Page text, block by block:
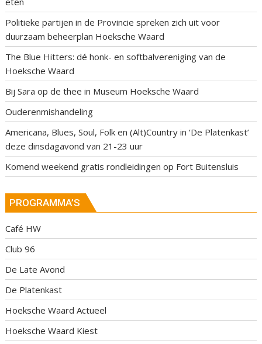
Politieke partijen in de Provincie spreken zich uit voor
duurzaam beheerplan Hoeksche Waard
The Blue Hitters: dé honk- en softbalvereniging van de
Hoeksche Waard
Bij Sara op de thee in Museum Hoeksche Waard
Ouderenmishandeling
Americana, Blues, Soul, Folk en (Alt)Country in ‘De Platenkast’
deze dinsdagavond van 21-23 uur
Komend weekend gratis rondleidingen op Fort Buitensluis
PROGRAMMA’S
Café HW
Club 96
De Late Avond
De Platenkast
Hoeksche Waard Actueel
Hoeksche Waard Kiest